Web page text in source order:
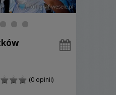
(0 opinii)